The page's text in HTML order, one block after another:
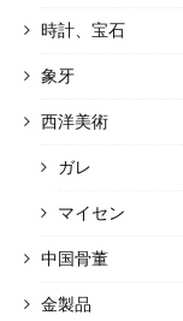
時計、宝石
象牙
西洋美術
ガレ
マイセン
中国骨董
金製品